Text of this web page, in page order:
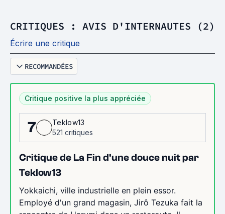
CRITIQUES : AVIS D'INTERNAUTES (2)
Écrire une critique
RECOMMANDÉES
Critique positive la plus appréciée
7
Teklow13
521 critiques
Critique de La Fin d'une douce nuit par
Teklow13
Yokkaichi, ville industrielle en plein essor.
Employé d'un grand magasin, Jirô Tezuka fait la